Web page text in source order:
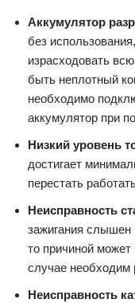
Аккумулятор
без
израсходовать
быть неплотный
необходимо
аккумулятор при
Низкий уровень
достигает
перестать
Неисправность
зажигания слышен
то причиной
случае необходим
Неисправность